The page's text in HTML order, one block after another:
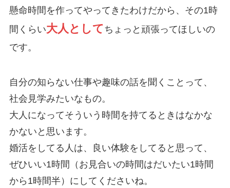
懸命時間を作ってやってきたわけだから、その1時
間くらい大人としてちょっと頑張ってほしいの
です。
自分の知らない仕事や趣味の話を聞くことって、
社会見学みたいなもの。
大人になってそういう時間を持てるときはなかな
かないと思います。
婚活をしてる人は、良い体験をしてると思って、
ぜひいい1時間（お見合いの時間はだいたい1時間
から1時間半）にしてくださいね。